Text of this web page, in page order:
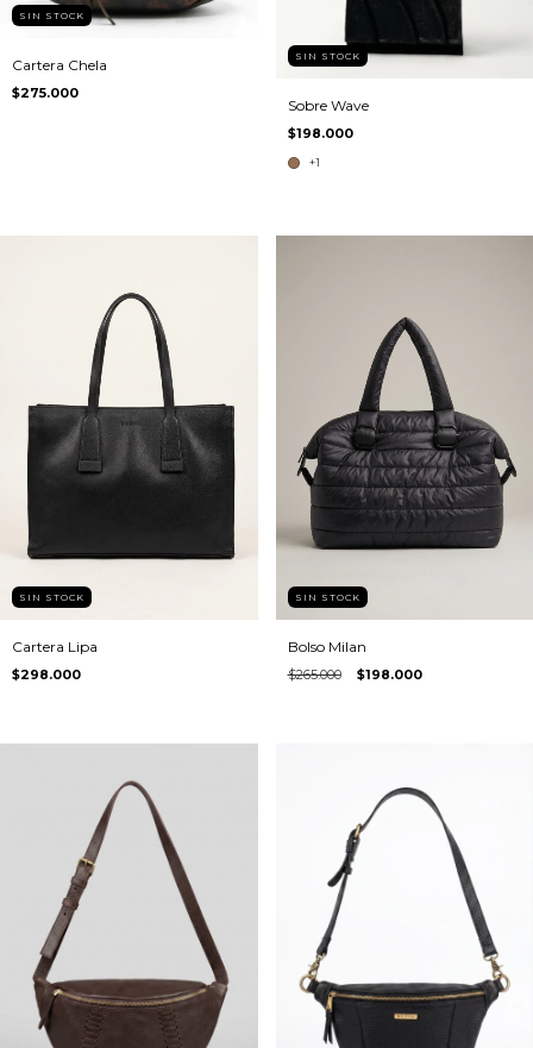
SIN STOCK
Cartera Chela
$275.000
SIN STOCK
Sobre Wave
$198.000
+1
SIN STOCK
Cartera Lipa
$298.000
SIN STOCK
Bolso Milan
$265.000 $198.000